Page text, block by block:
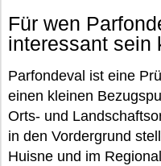
Für wen
interessant sein
Parfondeval ist eine
einen kleinen
Orts- und
in den Vordergrund
Huisne und im